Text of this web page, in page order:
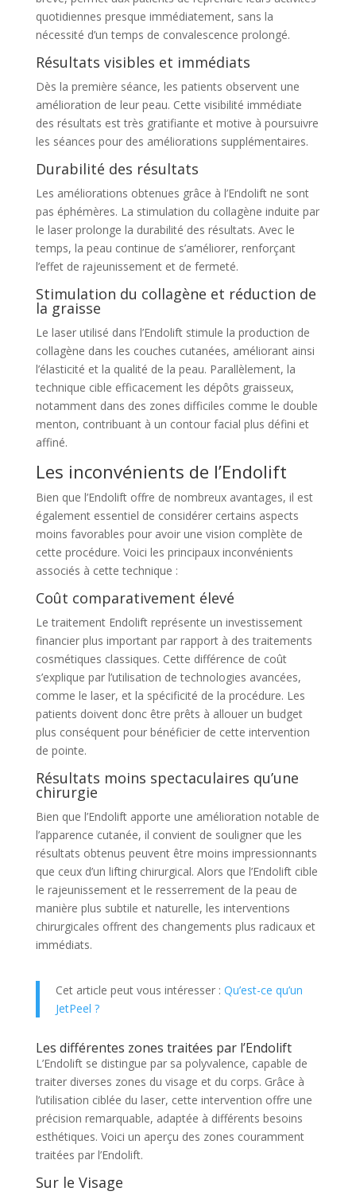
quotidiennes presque immédiatement, sans la
nécessité d’un temps de convalescence prolongé.
Résultats visibles et immédiats
Dès la première séance, les patients observent une
amélioration de leur peau. Cette visibilité immédiate
des résultats est très gratifiante et motive à poursuivre
les séances pour des améliorations supplémentaires.
Durabilité des résultats
Les améliorations obtenues grâce à l’Endolift ne sont
pas éphémères. La stimulation du collagène induite par
le laser prolonge la durabilité des résultats. Avec le
temps, la peau continue de s’améliorer, renforçant
l’effet de rajeunissement et de fermeté.
Stimulation du collagène et réduction de
la graisse
Le laser utilisé dans l’Endolift stimule la production de
collagène dans les couches cutanées, améliorant ainsi
l’élasticité et la qualité de la peau. Parallèlement, la
technique cible efficacement les dépôts graisseux,
notamment dans des zones difficiles comme le double
menton, contribuant à un contour facial plus défini et
affiné.
Les inconvénients de l’Endolift
Bien que l’Endolift offre de nombreux avantages, il est
également essentiel de considérer certains aspects
moins favorables pour avoir une vision complète de
cette procédure. Voici les principaux inconvénients
associés à cette technique :
Coût comparativement élevé
Le traitement Endolift représente un investissement
financier plus important par rapport à des traitements
cosmétiques classiques. Cette différence de coût
s’explique par l’utilisation de technologies avancées,
comme le laser, et la spécificité de la procédure. Les
patients doivent donc être prêts à allouer un budget
plus conséquent pour bénéficier de cette intervention
de pointe.
Résultats moins spectaculaires qu’une
chirurgie
Bien que l’Endolift apporte une amélioration notable de
l’apparence cutanée, il convient de souligner que les
résultats obtenus peuvent être moins impressionnants
que ceux d’un lifting chirurgical. Alors que l’Endolift cible
le rajeunissement et le resserrement de la peau de
manière plus subtile et naturelle, les interventions
chirurgicales offrent des changements plus radicaux et
immédiats.
Cet article peut vous intéresser : Qu’est-ce qu’un
JetPeel ?
Les différentes zones traitées par l’Endolift
L’Endolift se distingue par sa polyvalence, capable de
traiter diverses zones du visage et du corps. Grâce à
l’utilisation ciblée du laser, cette intervention offre une
précision remarquable, adaptée à différents besoins
esthétiques. Voici un aperçu des zones couramment
traitées par l’Endolift.
Sur le Visage